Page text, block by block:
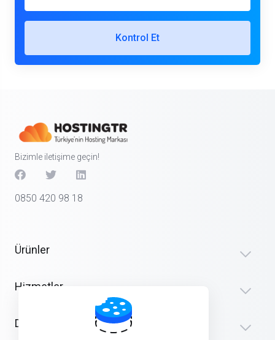
Kontrol Et
Bizimle iletişime geçin!
0850 420 98 18
Ürünler
Hizmetler
Destek